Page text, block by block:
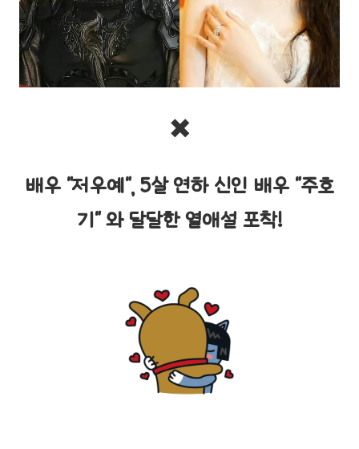
✖️
배우 "저우예", 5살 연하 신인 배우 "주호
기" 와 달달한 열애설 포착!